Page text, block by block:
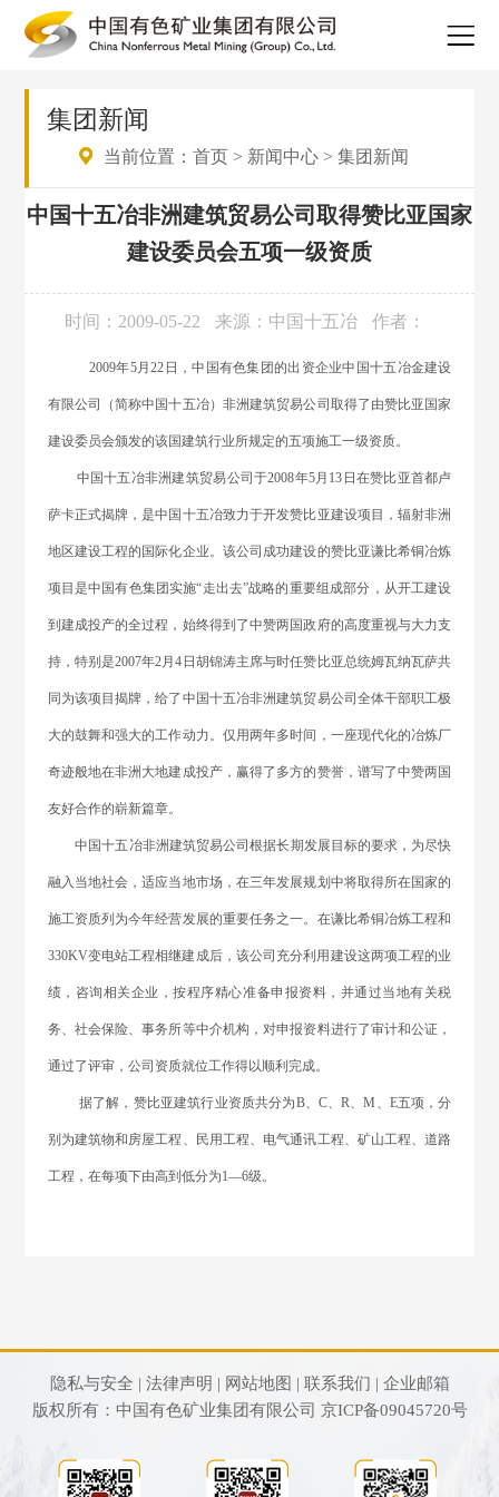
集团新闻
当前位置：首页 > 新闻中心 >集团新闻
中国十五冶非洲建筑贸易公司取得赞比亚国家
建设委员会五项一级资质
时间：2009-05-22 来源：中国十五冶 作者：
2009年5月22日，中国有色集团的出资企业中国十五冶金建设
有限公司（简称中国十五冶）非洲建筑贸易公司取得了由赞比亚国家
建设委员会颁发的该国建筑行业所规定的五项施工一级资质。
中国十五冶非洲建筑贸易公司于2008年5月13日在赞比亚首都卢
萨卡正式揭牌，是中国十五冶致力于开发赞比亚建设项目，辐射非洲
地区建设工程的国际化企业。该公司成功建设的赞比亚谦比希铜冶炼
项目是中国有色集团实施“走出去”战略的重要组成部分，从开工建设
到建成投产的全过程，始终得到了中赞两国政府的高度重视与大力支
持，特别是2007年2月4日胡锦涛主席与时任赞比亚总统姆瓦纳瓦萨共
同为该项目揭牌，给了中国十五冶非洲建筑贸易公司全体干部职工极
大的鼓舞和强大的工作动力。仅用两年多时间，一座现代化的冶炼厂
奇迹般地在非洲大地建成投产，赢得了多方的赞誉，谱写了中赞两国
友好合作的崭新篇章。
中国十五冶非洲建筑贸易公司根据长期发展目标的要求，为尽快
融入当地社会，适应当地市场，在三年发展规划中将取得所在国家的
施工资质列为今年经营发展的重要任务之一。在谦比希铜冶炼工程和
330KV变电站工程相继建成后，该公司充分利用建设这两项工程的业
绩，咨询相关企业，按程序精心准备申报资料，并通过当地有关税
务、社会保险、事务所等中介机构，对申报资料进行了审计和公证，
通过了评审，公司资质就位工作得以顺利完成。
据了解，赞比亚建筑行业资质共分为B、C、R、M、E五项，分
别为建筑物和房屋工程、民用工程、电气通讯工程、矿山工程、道路
工程，在每项下由高到低分为1—6级。
隐私与安全 | 法律声明 | 网站地图 | 联系我们 | 企业邮箱
版权所有：中国有色矿业集团有限公司 京ICP备09045720号